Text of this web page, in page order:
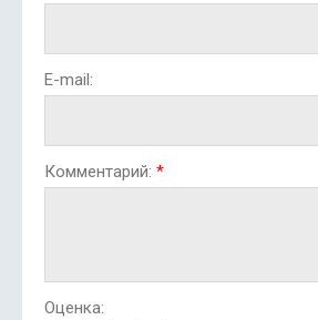
E-mail:
Комментарий: *
Оценка: